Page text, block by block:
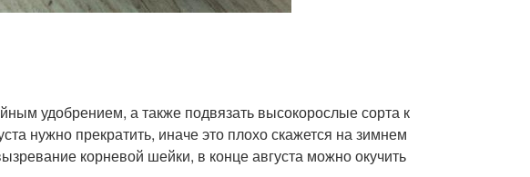
удобрением, а также подвязать высокорослые сорта к
нужно прекратить, иначе это плохо скажется на зимнем
корневой шейки, в конце августа можно окучить